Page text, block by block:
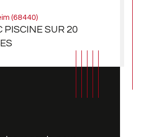
(68440)
PISCINE SUR 20